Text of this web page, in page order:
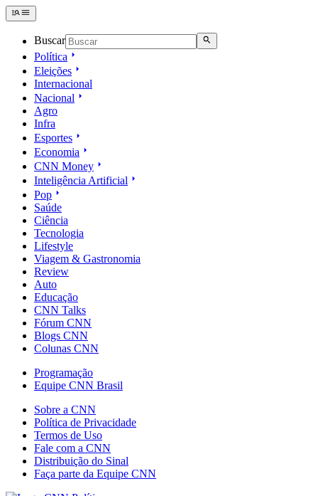
Buscar
Política
Eleições
Internacional
Nacional
Agro
Infra
Esportes
Economia
CNN Money
Inteligência Artificial
Pop
Saúde
Ciência
Tecnologia
Lifestyle
Viagem & Gastronomia
Review
Auto
Educação
CNN Talks
Fórum CNN
Blogs CNN
Colunas CNN
Programação
Equipe CNN Brasil
Sobre a CNN
Política de Privacidade
Termos de Uso
Fale com a CNN
Distribuição do Sinal
Faça parte da Equipe CNN